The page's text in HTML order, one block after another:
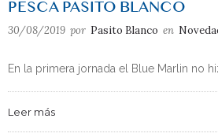
PESCA PASITO BLANCO
30/08/2019 por Pasito Blanco en
En la primera jornada el Blue Marlin no
Leer más